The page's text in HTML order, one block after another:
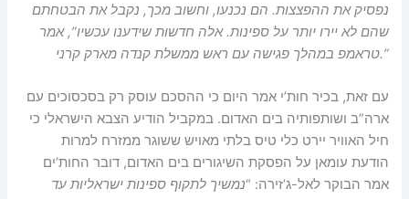
נפסיק את ההפצצות. הם נכנעו, וחשוב מכך, נקבל את הבטחתם
שהם לא יירו יותר על ספינות. אלה חדשות שידענו עכשיו”, אמר
טראמפ במהלך פגישה עם ראש ממשלת קנדה מארק קרני.”
עם זאת, בכיר חות’י אמר היום כי ההסכם עוסק רק בסכסוכים עם
ארה”ב ושותפותיה בים האדום. במקביל הודיע הצבא הישראלי כי
חיל האוויר יירט כלי טיס בלתי מאויש ששוגר ממזרח למרות
הודעת עומאן על הפסקת השיגורים בים האדום, דובר החות’ים
אמר הבוקר לאל-ג’זירה: “נמשיך לתקוף ספינות ישראליות עד